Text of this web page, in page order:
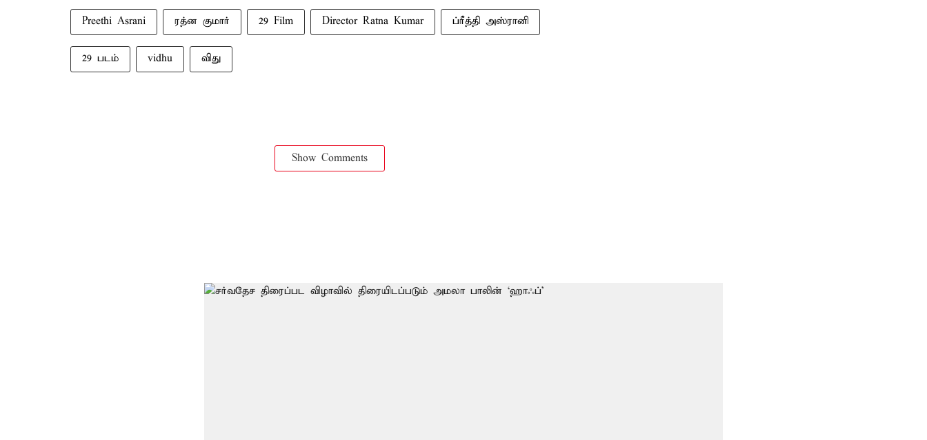
Preethi Asrani ரத்ன குமார் 29 Film Director Ratna Kumar ப்ரீத்தி அஸ்ரானி
29 படம் vidhu விது
Show Comments